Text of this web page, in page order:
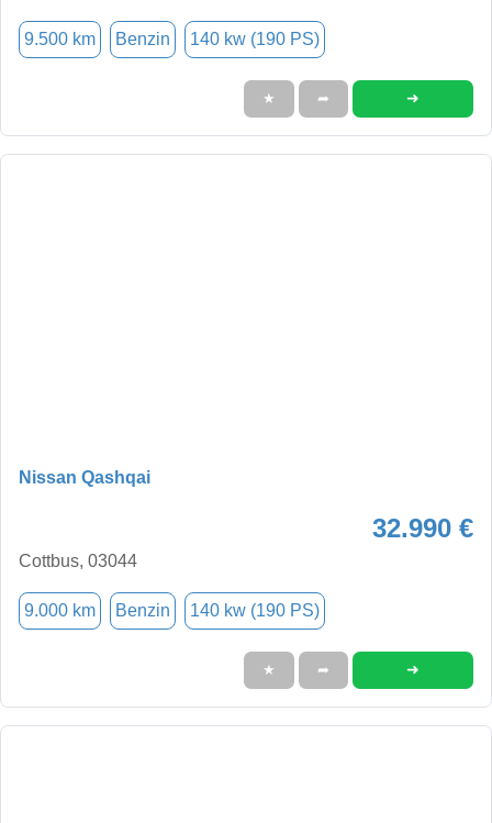
9.500 km Benzin 140 kw (190 PS)
★ ➦ ➜
Nissan Qashqai
32.990 €
Cottbus, 03044
9.000 km Benzin 140 kw (190 PS)
★ ➦ ➜